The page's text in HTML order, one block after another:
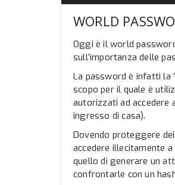
WORLD
Oggi è il world
sull’importanza delle
La password è infatti la
scopo per il quale è
autorizzati ad accedere
ingresso di casa).
Dovendo proteggere
accedere illecitamente
quello di generare un
confrontarle con un